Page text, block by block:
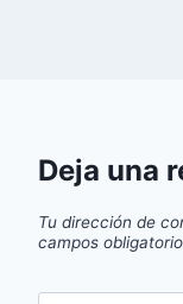
Deja una
Tu dirección de
campos